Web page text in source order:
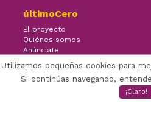
últimoCero
El proyecto
Quiénes somos
Anúnciate
Utilizamos pequeñas cookies para
Si continúas navegando,
¡Claro!